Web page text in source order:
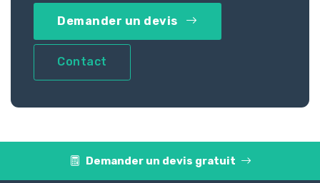
Demander un devis
Contact
Demander un devis gratuit